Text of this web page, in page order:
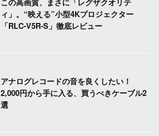
ィ」。“映える”小型4Kプロジェクター
「RLC-V5R-S」徹底レビュー
アナログレコードの音を良くしたい！
2,000円から手に入る、買うべきケーブル2
選